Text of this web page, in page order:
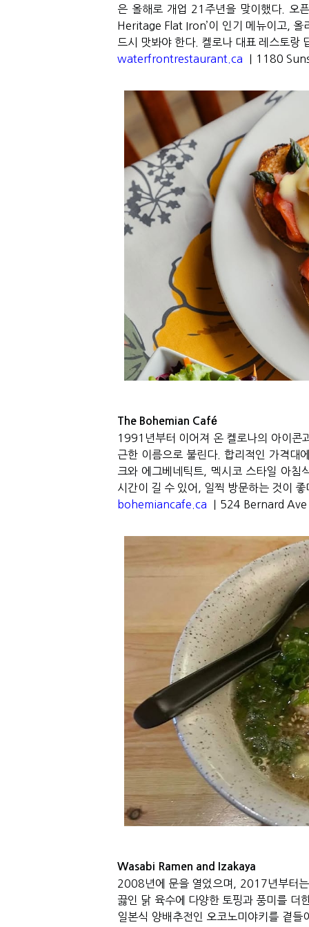
은 올해로 개업 21 주년을 맞이했다.
오
Heritage Flat Iron’이 인기 메뉴이고
올
드시 맛봐야 한다. 켈로나 대표 레스토랑
waterfrontrestaurant.ca ｜1180
The Bohemian Café
1991년부터 이어져 온 켈로나의 아이콘
근한 이름으로 불린다. 합리적인 가격대
크와 에그베네틱트
멕시코 스타일 아침
시간이 길 수 있어
일찍 방문하는 것이 좋
bohemiancafe.ca ｜524 Bernard Ave
Wasabi Ramen and Izakaya
2008년에 문을 열었으며, 2017년부터
끓인 닭 육수에 다양한 토핑과 풍미를 더
일본식 양배추전인 오코노미야키를 곁